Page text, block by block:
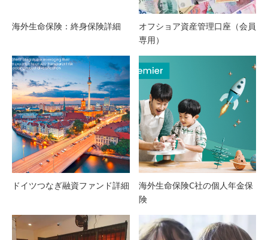
海外生命保険：終身保険詳細
オフショア資産管理口座（会員
専用）
ドイツつなぎ融資ファンド詳細
海外生命保険C社の個人年金保
険